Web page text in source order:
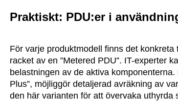
Praktiskt: PDU:er i
För varje produktmodell finns det
racket av en ”Metered PDU”. IT-experter
belastningen av de aktiva
Plus”, möjliggör detaljerad avräkning av
den här varianten för att övervaka